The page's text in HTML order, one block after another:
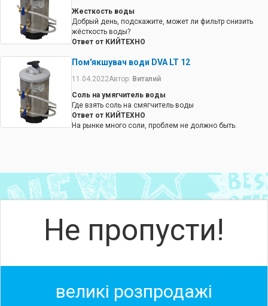
Жесткость воды
Добрый день, подскажите, может ли фильтр снизить
жёсткость воды?
Ответ от КИЙТЕХНО
Пом'якшувач води DVA LT 12
11.04.2022Автор: Виталий
Соль на умягчитель воды
Где взять соль на смягчитель воды
Ответ от КИЙТЕХНО
На рынке много соли, проблем не должно быть.
Не пропусти!
великі розпродажі